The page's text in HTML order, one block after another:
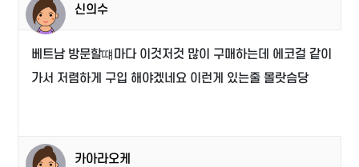
신의수
베트남 방문할떄마다 이것저것 많이 구매하는데 에코걸 같이
가서 저렴하게 구입 해야겠네요 이런게 있는줄 몰랏슴당
카아라오케